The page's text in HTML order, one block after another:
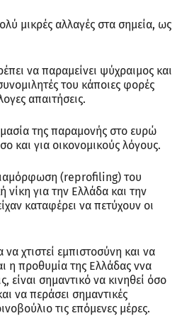
μικρές αλλαγές στα σημεία, ως
να παραμείνει ψύχραιμος και
του κάποιες φορές
απαιτήσεις.
της παραμονής στο ευρώ
και για οικονομικούς λόγους.
(reprofiling) του
νίκη για την Ελλάδα και την
καταφέρει να πετύχουν οι
χτιστεί εμπιστοσύνη και να
η προθυμία της Ελλάδας ννα
είναι σημαντικό να κινηθεί όσο
να περάσει σημαντικές
τις επόμενες μέρες.